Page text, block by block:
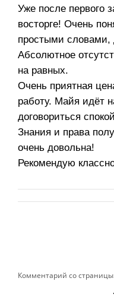
Уже после первого
восторге! Очень
простыми словами,
Абсолютное
на равных.
Очень приятная
работу. Майя идёт
договориться
Знания и права
очень довольна!
Рекомендую
Комментарий со